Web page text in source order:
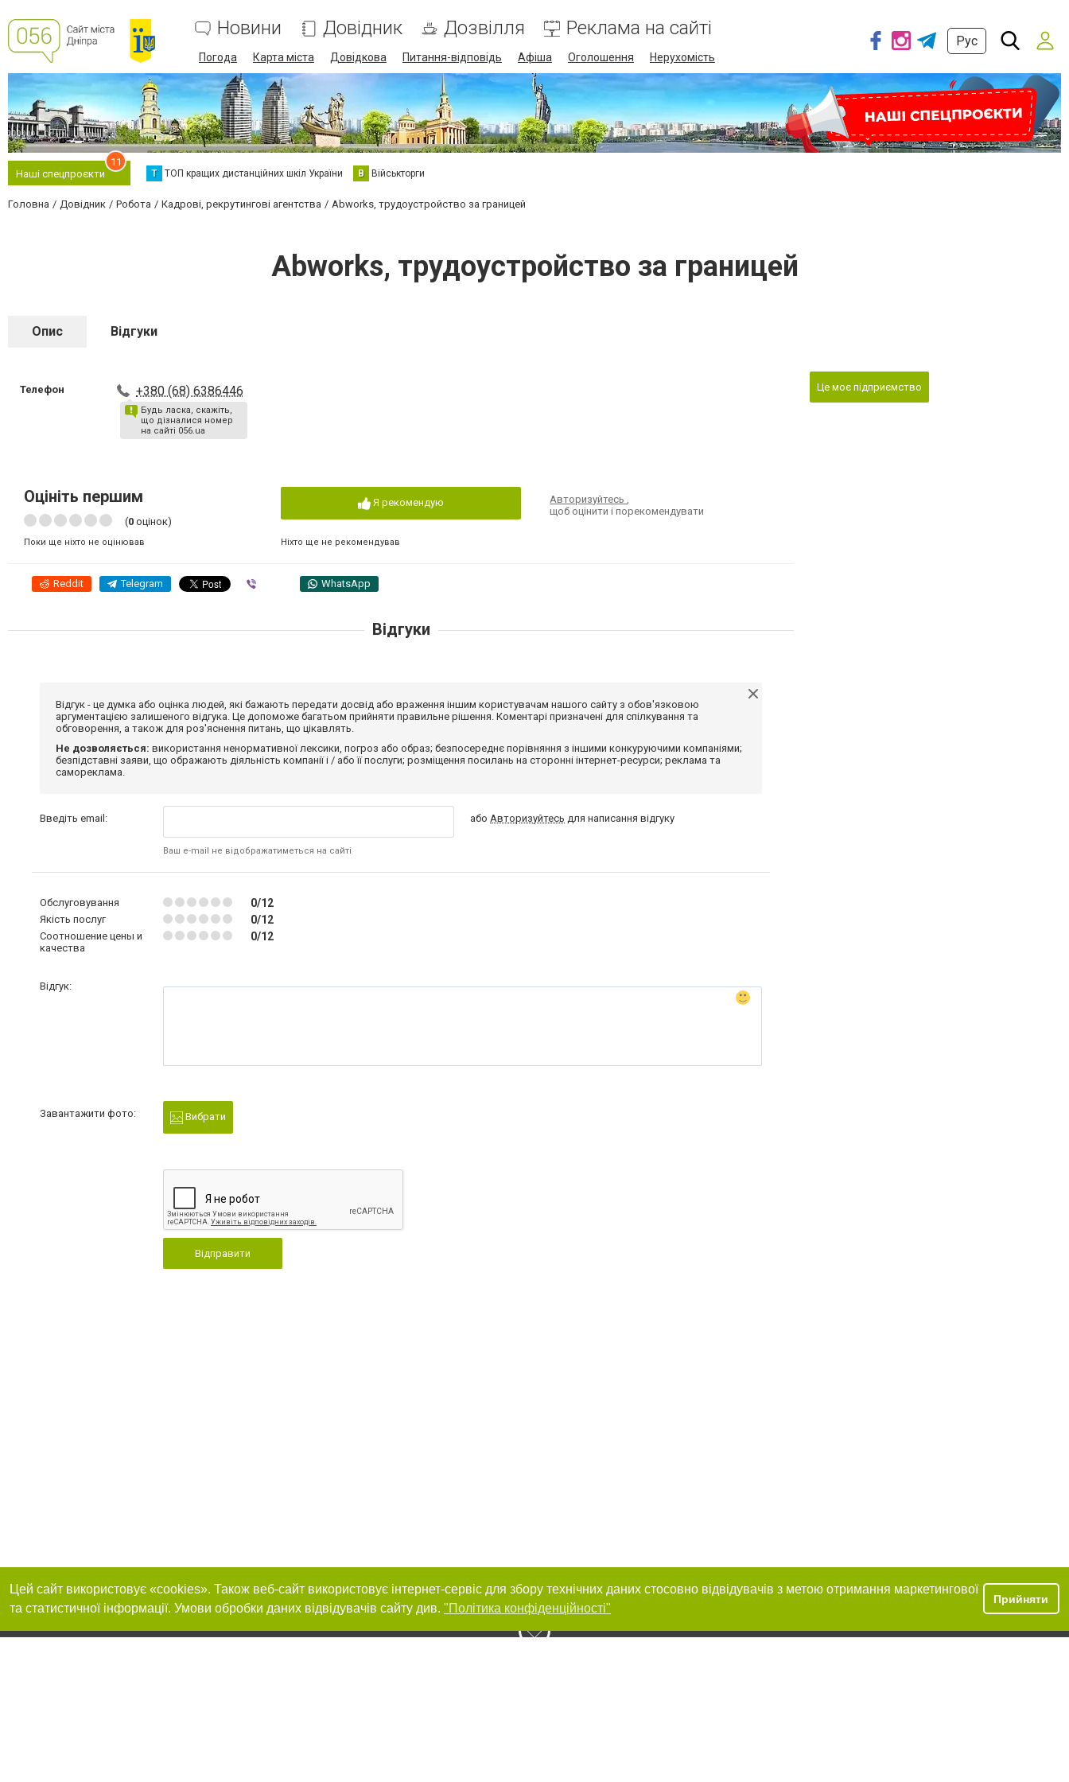
Новини Довідник Дозвілля Реклама на сайті
Погода Карта міста Довідкова Питання-відповідь Афіша Оголошення Нерухомість
Рус
Наші спецпроєкти
11
Т ТОП кращих дистанційних шкіл України В Військторги
Головна Довідник Робота Кадрові, рекрутингові агентства Abworks, трудоустройство за границей
Abworks, трудоустройство за границей
Опис Відгуки
Телефон +380 (68) 6386446
Будь ласка, скажіть,
що дізналися номер
на сайті 056.ua
Оцініть першим
(0 оцінок)
Поки ще ніхто не оцінював
Я рекомендую
Ніхто ще не рекомендував
Авторизуйтесь,
щоб оцінити і порекомендувати
Reddit Telegram WhatsApp
Це моє підприємство
Відгуки
Відгук - це думка або оцінка людей, які бажають передати досвід або враження іншим користувачам нашого сайту з обов'язковою
аргументацією залишеного відгука. Це допоможе багатьом прийняти правильне рішення. Коментарі призначені для спілкування та
обговорення, а також для роз'яснення питань, що цікавлять.
Не дозволяється: використання ненормативної лексики, погроз або образ; безпосереднє порівняння з іншими конкуруючими компаніями;
безпідставні заяви, що ображають діяльність компанії і / або її послуги; розміщення посилань на сторонні інтернет-ресурси; реклама та
самореклама.
Введіть email:
Ваш e-mail не відображатиметься на сайті
абоАвторизуйтесь для написання відгуку
Обслуговування 0/12
Якість послуг 0/12
Соотношение цены и
качества
0/12
Відгук:
Завантажити фото: Вибрати
Відправити
Цей сайт використовує «cookies». Також веб-сайт використовує інтернет-сервіс для збору технічних даних стосовно відвідувачів з метою отримання маркетингової
та статистичної інформації. Умови обробки даних відвідувачів сайту див. "Політика конфіденційності"
Прийняти